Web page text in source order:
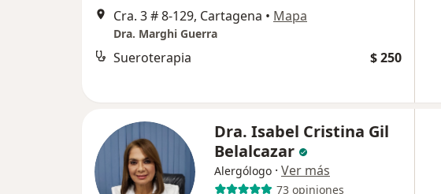
Cra. 3 # 8-129, Cartagena • Mapa
Dra. Marghi Guerra
Sueroterapia $ 250
Dra. Isabel Cristina Gil
Belalcazar
Alergólogo · Ver más
73 opiniones